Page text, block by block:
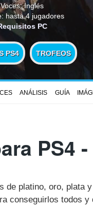
Voces: Inglés
hasta 4 jugadores
PC
PS4 TROFEOS
ANÁLISIS GUÍA
PS4
platino, oro, plata
conseguirlos todos